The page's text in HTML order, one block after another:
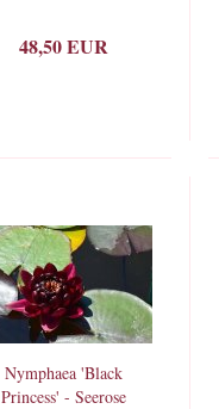
48,50 EUR
Nymphaea 'Black
Princess' - Seerose